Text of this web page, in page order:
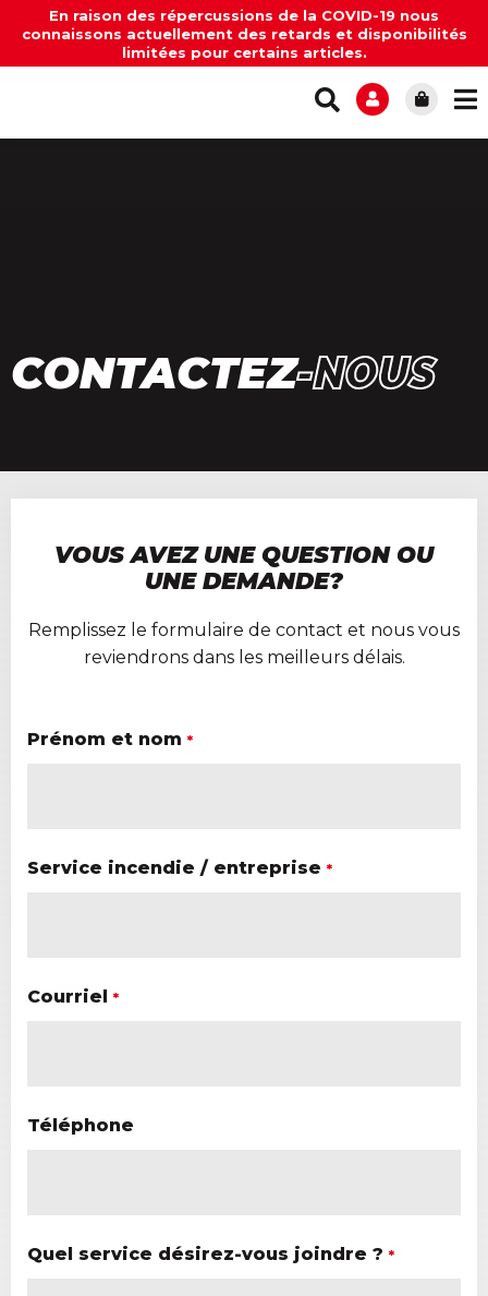
En raison des répercussions de la COVID-19 nous
connaissons actuellement des retards et disponibilités
limitées pour certains articles.
CONTACTEZ-NOUS
VOUS AVEZ UNE QUESTION OU
UNE DEMANDE?
Remplissez le formulaire de contact et nous vous
reviendrons dans les meilleurs délais.
Prénom et nom *
Service incendie / entreprise *
Courriel *
Téléphone
Quel service désirez-vous joindre ? *